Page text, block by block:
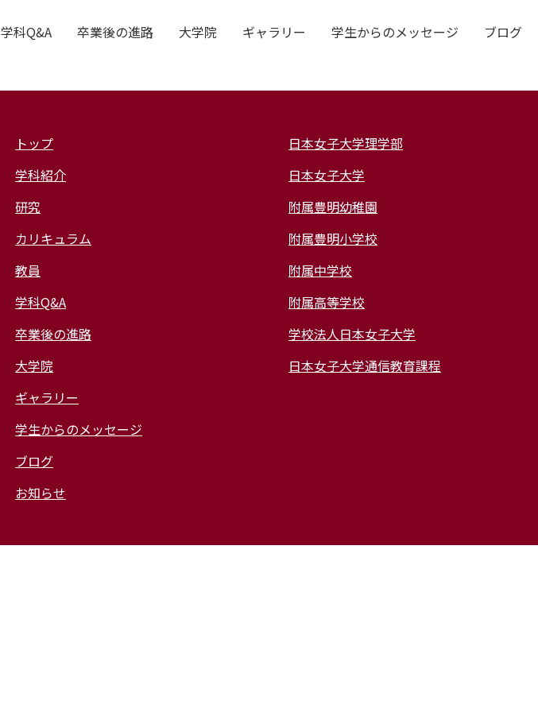
カリキュラム 教員
Gallery
ギャラリー
Student Voice
学生からの
学科Q&A 卒業後の進路 大学院 ギャラリー 学生からのメッセージ ブログ
トップ
学科紹介
研究
カリキュラム
教員
学科Q&A
卒業後の進路
大学院
ギャラリー
学生からのメッセージ
ブログ
お知らせ
日本女子大学理学部
日本女子大学
附属豊明幼稚園
附属豊明小学校
附属中学校
附属高等学校
学校法人日本女子大学
日本女子大学通信教育課程